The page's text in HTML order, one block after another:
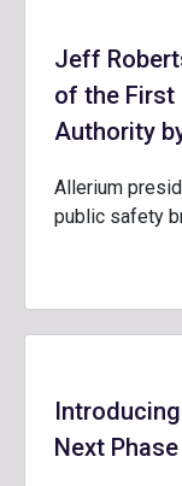
Jeff
of the First
Authority
Allerium
public safety
Next